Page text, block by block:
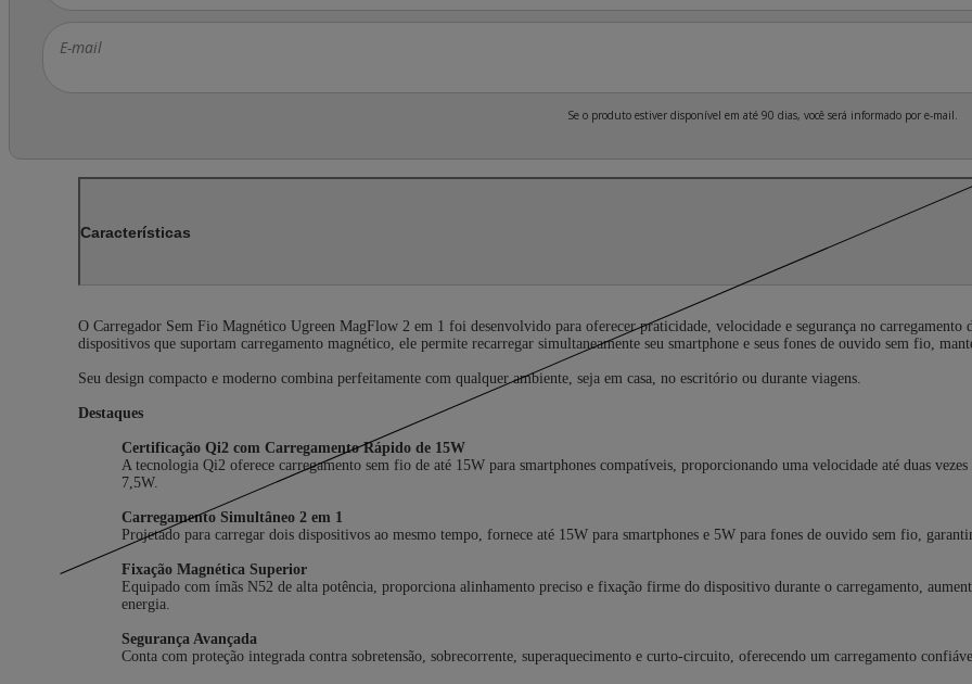
E-mail
Se o produto estiver disponível em até 90 dias, você será informado por e-mail.
Características
O Carregador Sem Fio Magnético Ugreen MagFlow 2 em 1 foi desenvolvido para oferecer praticidade, velocidade e segurança no carregamento
dispositivos que suportam carregamento magnético, ele permite recarregar simultaneamente seu smartphone e seus fones de ouvido sem fio,
Seu design compacto e moderno combina perfeitamente com qualquer ambiente, seja em casa, no escritório ou durante viagens.
Destaques
Certificação Qi2 com Carregamento Rápido de 15W
A tecnologia Qi2 oferece carregamento sem fio de até 15W para smartphones compatíveis, proporcionando uma velocidade até duas vezes
7,5W.
Carregamento Simultâneo 2 em 1
Projetado para carregar dois dispositivos ao mesmo tempo, fornece até 15W para smartphones e 5W para fones de ouvido sem fio,
Fixação Magnética Superior
Equipado com ímãs N52 de alta potência, proporciona alinhamento preciso e fixação firme do dispositivo durante o carregamento,
energia.
Segurança Avançada
Conta com proteção integrada contra sobretensão, sobrecorrente, superaquecimento e curto-circuito, oferecendo um carregamento